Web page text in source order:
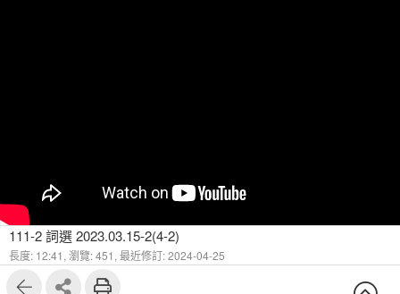
111-2 詞選 2023.03.15-2(4-2)
長度: 12:41, 瀏覽: 451, 最近修訂: 2024-04-25